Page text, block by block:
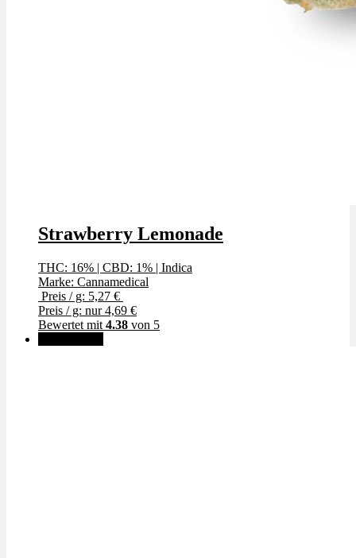
Strawberry Lemonade
THC: 16% | CBD: 1% | Indica
Marke: Cannamedical
Preis / g: 5,27 €
Preis / g: nur 4,69 €
Bewertet mit 4.38 von 5